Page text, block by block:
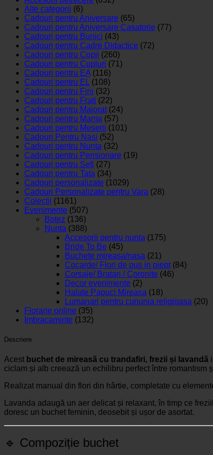
Alte categorii (6)
Cadouri pentru Aniversare (65)
Cadouri pentru Aniversare Casatorie (77)
Cadouri pentru Bunici (43)
Cadouri pentru Cadre Didactice (72)
Cadouri pentru Copii (260)
Cadouri pentru Cupluri (71)
Cadouri pentru EA (116)
Cadouri pentru EL (108)
Cadouri pentru Fini (32)
Cadouri pentru Frati (22)
Cadouri pentru Majorat (24)
Cadouri pentru Mama (57)
Cadouri pentru Meserii (101)
Cadouri Pentru Nasi (52)
Cadouri pentru Nunta (32)
Cadouri pentru Pensionare (19)
Cadouri pentru Sefi (27)
Cadouri pentru Tata (34)
Cadouri personalizate (1029)
Cadouri Personalizate pentru Vara (28)
Colectii (1161)
Evenimente (507)
Botez (136)
Nunta (388)
Accesorii pentru nunta (175)
Bride To Be (45)
Buchete mireasa/nasa (21)
Cocarde/ Flori de pus in piept (84)
Corsaje/ Bratari / Coronite (46)
Decor evenimente (2)
Halate Papuci Mireasa (18)
Lumanari pentru cununia religioasa (20)
Florarie online (35)
Imbracaminte (132)
Descriere
Acest buchet de mireasă cu trandafiri, frezii și lavandă
ciclam și alb creează un echilibru perfect între romantism
Realizat manual din flori din hârtie, completate cu
Lavanda adaugă un aer delicat și relaxant, în timp ce
doresc un buchet feminin, deosebit și ușor de asortat.
🔹 Compoziție buchet